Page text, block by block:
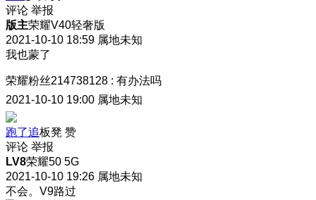
评论 举报
版主荣耀V40轻奢版
2021-10-10 18:59 属地未知
我也蒙了
荣耀粉丝214738128 : 有办法吗
2021-10-10 19:00 属地未知
跑了追板凳 赞
评论 举报
LV8荣耀50 5G
2021-10-10 19:26 属地未知
不会。V9路过